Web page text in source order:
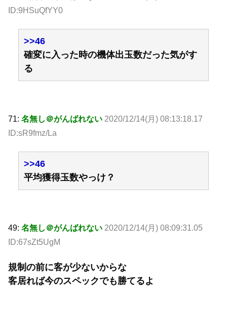
ID:9HSuQfYY0
>>46
確変に入った時の機体出玉数だった気がす
る
71: 名無し＠がんばれない 2020/12/14(月) 08:13:18.17
ID:sR9fmz/La
>>46
平均獲得玉数やっけ？
49: 名無し＠がんばれない 2020/12/14(月) 08:09:31.05
ID:67sZt5UgM
規制の前に客が少ないからな
客居れば今のスペックでも勝てるよ